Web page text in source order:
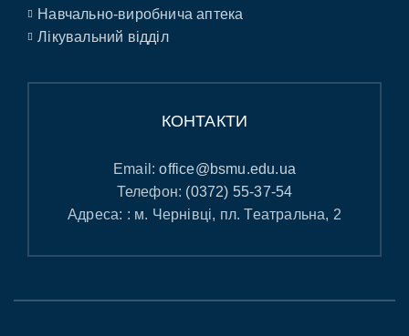
Навчально-виробнича аптека
Лікувальний відділ
КОНТАКТИ
Email:office@bsmu.edu.ua
Телефон: (0372) 55-37-54
Адреса: : м. Чернівці, пл. Театральна, 2